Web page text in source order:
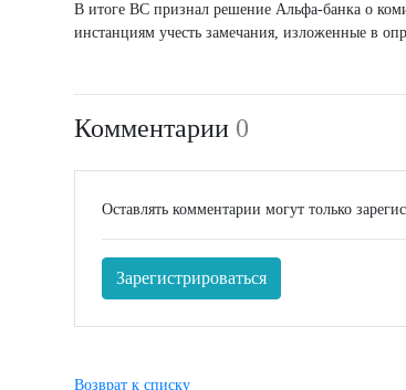
В итоге ВС признал решение Альфа-банка о
инстанциям учесть замечания, изложенные в
Комментарии 0
Оставлять комментарии могут только
Зарегистрироваться
Возврат к списку